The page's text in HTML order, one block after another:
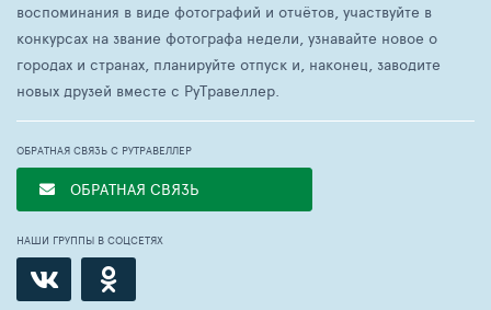
воспоминания в виде фотографий и отчётов, участвуйте в
конкурсах на звание фотографа недели, узнавайте новое о
городах и странах, планируйте отпуск и, наконец, заводите
новых друзей вместе с РуТравеллер.
ОБРАТНАЯ СВЯЗЬ С РУТРАВЕЛЛЕР
ОБРАТНАЯ СВЯЗЬ
НАШИ ГРУППЫ В СОЦСЕТЯХ